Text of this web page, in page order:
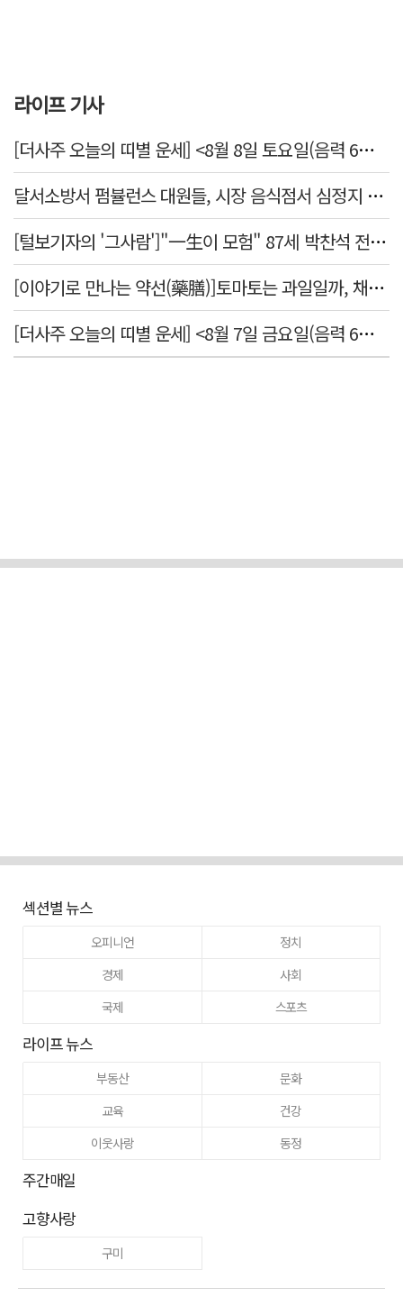
라이프 기사
[더사주 오늘의 띠별 운세] <8월 8일 토요일(음력 6월26일)>
달서소방서 펌뷸런스 대원들, 시장 음식점서 심정지 환자 생명 살려
[털보기자의 '그사람']"一生이 모험" 87세 박찬석 전 경북대 총장
[이야기로 만나는 약선(藥膳)]토마토는 과일일까, 채소일까
[더사주 오늘의 띠별 운세] <8월 7일 금요일(음력 6월25일)>
섹션별 뉴스
오피니언
정치
경제
사회
국제
스포츠
라이프 뉴스
부동산
문화
교육
건강
이웃사랑
동정
주간매일
고향사랑
구미